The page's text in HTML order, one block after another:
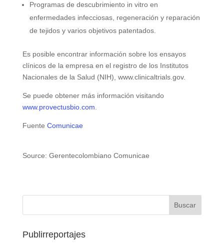
Programas de descubrimiento in vitro en
enfermedades infecciosas, regeneración y reparación
de tejidos y varios objetivos patentados.
Es posible encontrar información sobre los ensayos
clínicos de la empresa en el registro de los Institutos
Nacionales de la Salud (NIH), www.clinicaltrials.gov.
Se puede obtener más información visitando
www.provectusbio.com
Fuente Comunicae
Source: Gerentecolombiano Comunicae
Publirreportajes